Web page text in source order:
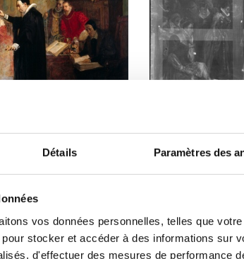
Détails Paramètres des
vos données personnelles, telles que
stocker et accéder à des informations sur
d'effectuer des mesures de performance